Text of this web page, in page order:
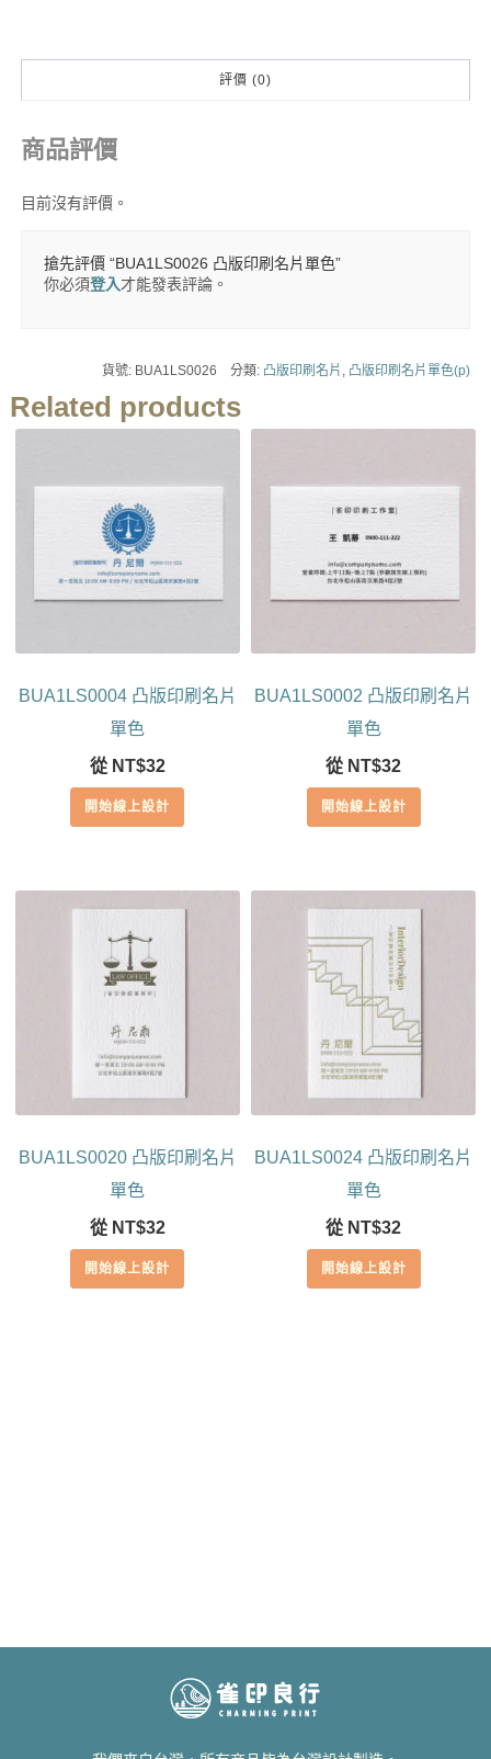
評價 (0)
商品評價
目前沒有評價。
搶先評價 “BUA1LS0026 凸版印刷名片單色”
你必須登入才能發表評論。
貨號: BUA1LS0026 分類: 凸版印刷名片 凸版印刷名片單色(p)
Related products
BUA1LS0004 凸版印刷名片
單色
從 NT$32
開始線上設計
BUA1LS0002 凸版印刷名片
單色
從 NT$32
開始線上設計
BUA1LS0020 凸版印刷名片
單色
從 NT$32
開始線上設計
BUA1LS0024 凸版印刷名片
單色
從 NT$32
開始線上設計